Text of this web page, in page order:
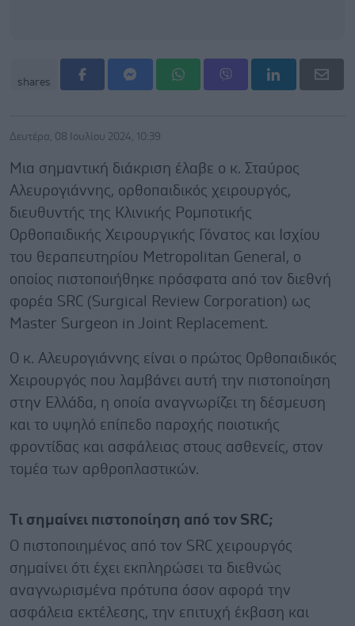
shares
Δευτέρα, 08 Ιουλίου 2024, 10:39
Μια σημαντική διάκριση έλαβε ο κ. Σταύρος
Αλευρογιάννης, ορθοπαιδικός χειρουργός,
διευθυντής της Κλινικής Ρομποτικής
Ορθοπαιδικής Χειρουργικής Γόνατος και Ισχίου
του θεραπευτηρίου Metropolitan General, ο
οποίος πιστοποιήθηκε πρόσφατα από τον διεθνή
φορέα SRC (Surgical Review Corporation) ως
Master Surgeon in Joint Replacement.
Ο κ. Αλευρογιάννης είναι ο πρώτος Ορθοπαιδικός
Χειρουργός που λαμβάνει αυτή την πιστοποίηση
στην Ελλάδα, η οποία αναγνωρίζει τη δέσμευση
και το υψηλό επίπεδο παροχής ποιοτικής
φροντίδας και ασφάλειας στους ασθενείς, στον
τομέα των αρθροπλαστικών.
Tι σημαίνει πιστοποίηση από τον SRC;
Ο πιστοποιημένος από τον SRC χειρουργός
σημαίνει ότι έχει εκπληρώσει τα διεθνώς
αναγνωρισμένα πρότυπα όσον αφορά την
ασφάλεια εκτέλεσης, την επιτυχή έκβαση και